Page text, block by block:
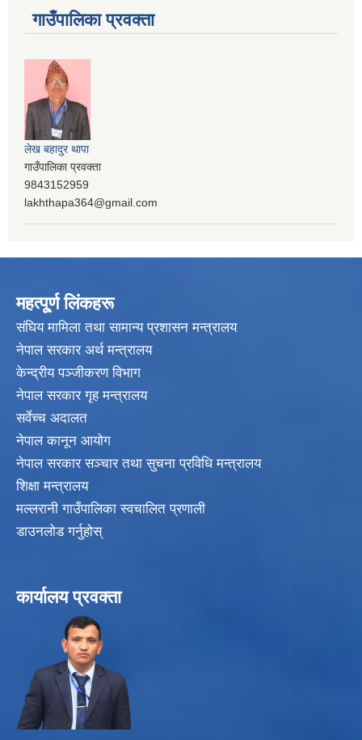
गाउँपालिका प्रवक्ता
लेख बहादुर थापा
गाउँपालिका प्रवक्ता
9843152959
lakhthapa364@gmail.com
महत्पू्र्ण लिंकहरू
संघिय मामिला तथा सामान्य प्रशासन मन्त्रालय
नेपाल सरकार अर्थ मन्त्रालय
केन्द्रीय पञ्जीकरण विभाग
नेपाल सरकार गृह मन्त्रालय
सर्वेच्च अदालत
नेपाल कानून आयोग
नेपाल सरकार सञ्चार तथा सुचना प्रविधि मन्त्रालय
शिक्षा मन्त्रालय
मल्लरानी गाउँपालिका स्वचालित प्रणाली
डाउनलोड गर्नुहोस्
कार्यालय प्रवक्ता